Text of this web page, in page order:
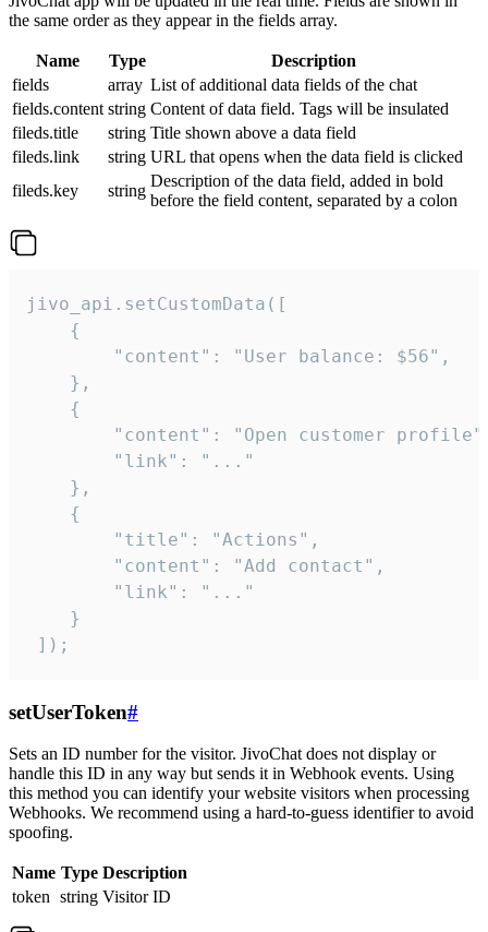
the same order as they appear in the fields array.
Name Type
Description
fields
array List of additional data fields of the chat
fields.content string Content of data field. Tags will be insulated
fileds.title
string Title shown above a data field
fileds.link
string URL that opens when the data field is clicked
fileds.key
string
Description of the data field, added in bold
before the field content, separated by a colon
jivo_api.setCustomData([
    {
        "content": "User balance: $56",
    },
    {
"content": "Open customer
        "link": "..."
    },
    {
        "title": "Actions",
        "content": "Add contact",
        "link": "..."
    }
]);
setUserToken#
Sets an ID number for the visitor. JivoChat does not display or
handle this ID in any way but sends it in Webhook events. Using
this method you can identify your website visitors when processing
Webhooks. We recommend using a hard-to-guess identifier to avoid
spoofing.
Name Type Description
token string Visitor ID